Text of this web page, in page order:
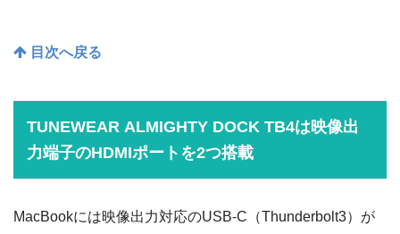
目次へ戻る
TUNEWEAR ALMIGHTY DOCK TB4は映像出
力端子のHDMIポートを2つ搭載
MacBookには映像出力対応のUSB-C（Thunderbolt3）が